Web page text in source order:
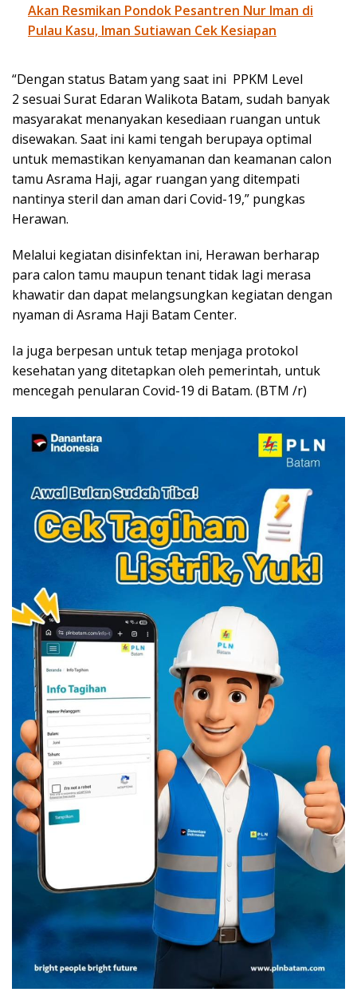
Akan Resmikan Pondok Pesantren Nur Iman di
Pulau Kasu, Iman Sutiawan Cek Kesiapan
“Dengan status Batam yang saat ini PPKM Level
2 sesuai Surat Edaran Walikota Batam, sudah banyak
masyarakat menanyakan kesediaan ruangan untuk
disewakan. Saat ini kami tengah berupaya optimal
untuk memastikan kenyamanan dan keamanan calon
tamu Asrama Haji, agar ruangan yang ditempati
nantinya steril dan aman dari Covid-19,” pungkas
Herawan.
Melalui kegiatan disinfektan ini, Herawan berharap
para calon tamu maupun tenant tidak lagi merasa
khawatir dan dapat melangsungkan kegiatan dengan
nyaman di Asrama Haji Batam Center.
Ia juga berpesan untuk tetap menjaga protokol
kesehatan yang ditetapkan oleh pemerintah, untuk
mencegah penularan Covid-19 di Batam. (BTM /r)